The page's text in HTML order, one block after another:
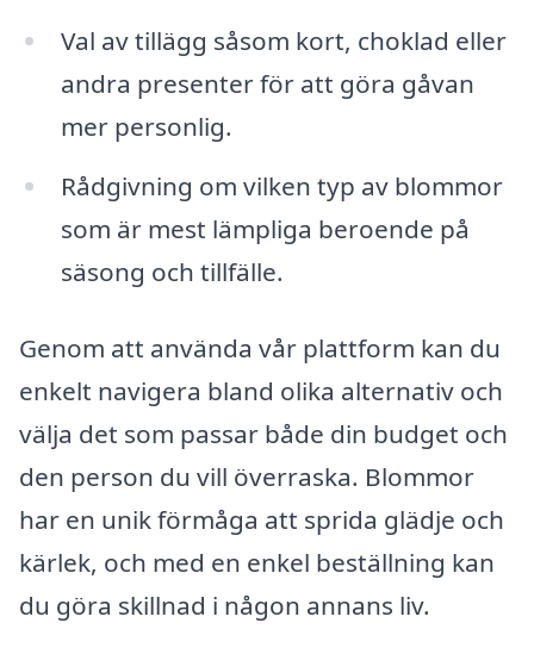
Val av tillägg såsom kort, choklad eller
andra presenter för att göra gåvan
mer personlig.
Rådgivning om vilken typ av blommor
som är mest lämpliga beroende på
säsong och tillfälle.
Genom att använda vår plattform kan du
enkelt navigera bland olika alternativ och
välja det som passar både din budget och
den person du vill överraska. Blommor
har en unik förmåga att sprida glädje och
kärlek, och med en enkel beställning kan
du göra skillnad i någon annans liv.